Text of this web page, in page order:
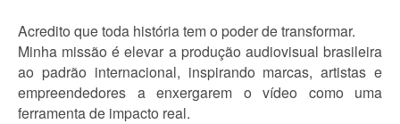
Acredito que toda história tem o poder de transformar.
Minha missão é elevar a produção audiovisual brasileira
ao padrão internacional, inspirando marcas, artistas e
empreendedores a enxergarem o vídeo como uma
ferramenta de impacto real.